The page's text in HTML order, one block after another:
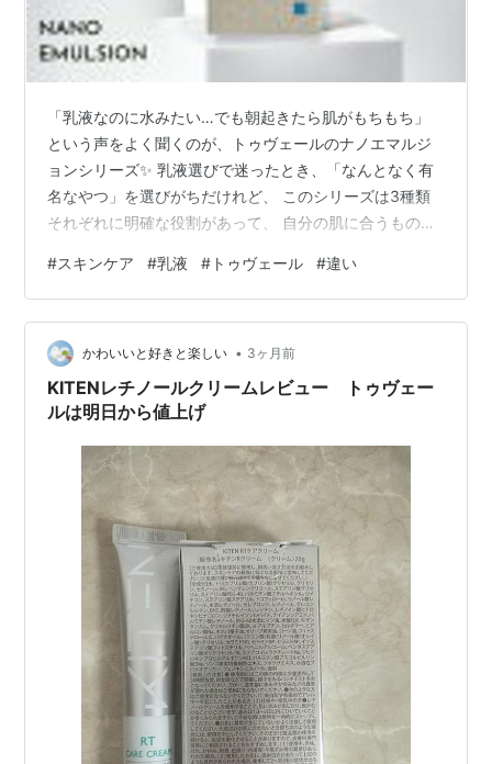
「乳液なのに水みたい…でも朝起きたら肌がもちもち」
という声をよく聞くのが、トゥヴェールのナノエマルジ
ョンシリーズ✨ 乳液選びで迷ったとき、「なんとなく有
名なやつ」を選びがちだけれど、 このシリーズは3種類
それぞれに明確な役割があって、 自分の肌に合うものを
はトゥヴェール ナノ エマルジョンの違いについて、実際
の成分データを確認しながらわかりやすく解説します ナ
ノエマルジョンとは何か？なぜインナードライに効く
の？ トゥヴェールのナノエマルジョンシリーズは、 「イ
ンナードライ肌」に特化して開発された高濃度セラミド
配合の乳液です。 インナードライ…
#スキンケア #乳液 # トゥヴェール #違い
かわいいと好きと楽しい • 3ヶ月前
KITENレチノールクリームレビュー トゥヴェー
ルは明日から値上げ